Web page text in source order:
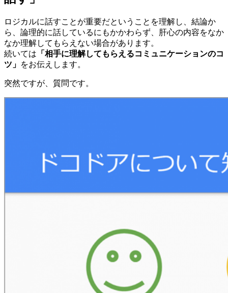
ロジカルに話すことが重要だということを理解し、結論か
ら、論理的に話しているにもかかわらず、肝心の内容をなか
なか理解してもらえない場合があります。
続いては 「相手に理解してもらえるコミュニケーションのコ
ツ」 をお伝えします。
突然ですが、質問です。